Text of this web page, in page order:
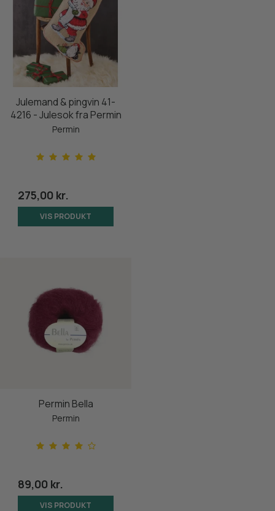
Julemand & pingvin 41-
4216 - Julesok fra Permin
Permin
275,00 kr.
VIS PRODUKT
Permin Bella
Permin
89,00 kr.
VIS PRODUKT